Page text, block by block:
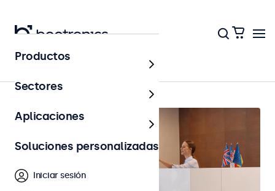
Página principal
Productos
Sectores
Aplicaciones
Soluciones personalizadas
Iniciar sesión